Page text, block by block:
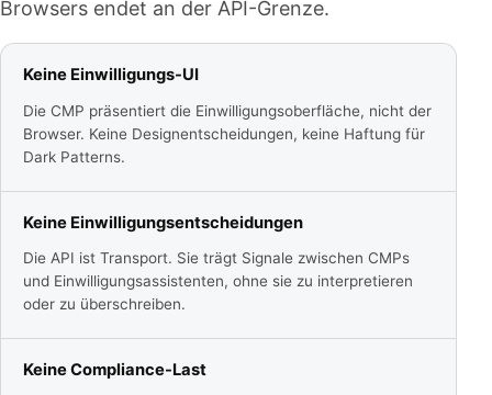
Browsers endet an der API-Grenze.
Keine Einwilligungs-UI
Die CMP präsentiert die Einwilligungsoberfläche, nicht der
Browser. Keine Designentscheidungen, keine Haftung für
Dark Patterns.
Keine Einwilligungsentscheidungen
Die API ist Transport. Sie trägt Signale zwischen CMPs
und Einwilligungsassistenten, ohne sie zu interpretieren
oder zu überschreiben.
Keine Compliance-Last